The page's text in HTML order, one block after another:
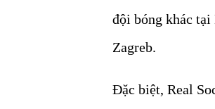
đội bóng khác
Zagreb.
Đặc biệt, Real